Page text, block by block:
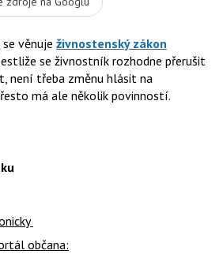
věnuje živnostenský zákon
se živnostník rozhodne přerušit
není třeba změnu hlásit na
má ale několik povinností.
občana: